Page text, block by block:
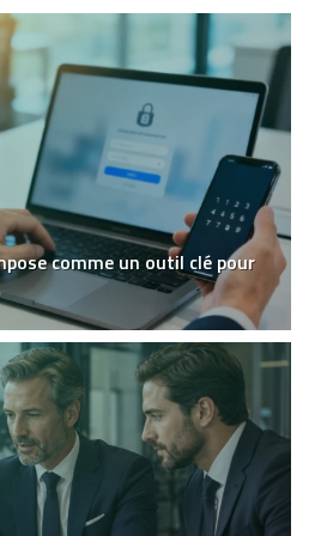
comme un outil clé pour